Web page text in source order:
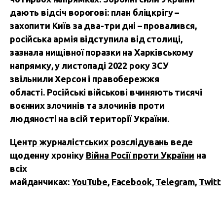
дають відсіч ворогові: план бліцкрігу –
захопити Київ за два-три дні – провалився,
російська армія відступила від столиці,
зазнала нищівної поразки на Харківському
напрямку, у листопаді 2022 року ЗСУ
звільнили Херсон і правобережжя
області. Російські військові вчиняють тисячі
воєнних злочинів та злочинів проти
людяності на всій території України.
Центр журналістських розслідувань веде
щоденну хроніку Війна Росії проти України на
всіх
майданчиках:YouTube, Facebook, Telegram,